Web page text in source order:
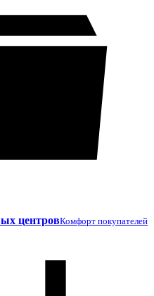
центровКомфорт покупателей